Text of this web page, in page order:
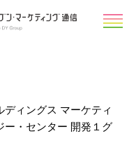
ディングス マーケティ
ー・センター 開発１グ